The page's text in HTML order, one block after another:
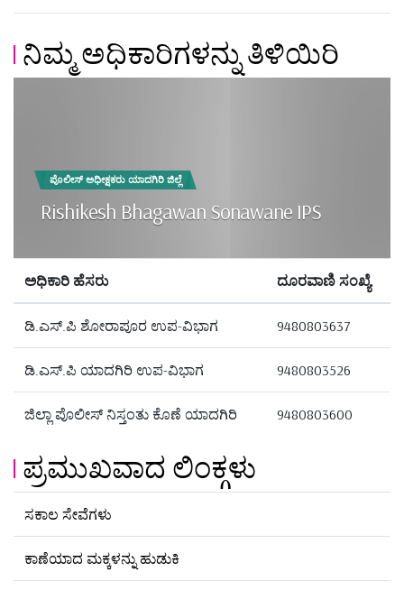
ನಿಮ್ಮ ಅಧಿಕಾರಿಗಳನ್ನು ತಿಳಿಯಿರಿ
ಪೊಲೀಸ್ ಅಧೀಕ್ಷಕರು ಯಾದಗಿರಿ ಜಿಲ್ಲೆ
Rishikesh Bhagawan Sonawane IPS
ಅಧಿಕಾರಿ ಹೆಸರು ದೂರವಾಣಿ ಸಂಖ್ಯೆ
ಡಿ.ಎಸ್.ಪಿ ಶೋರಾಪೂರ ಉಪ-ವಿಭಾಗ 9480803637
ಡಿ.ಎಸ್.ಪಿ ಯಾದಗಿರಿ ಉಪ-ವಿಭಾಗ 9480803526
ಜಿಲ್ಲಾ ಪೊಲೀಸ್ ನಿಸ್ತಂತು ಕೊಣೆ ಯಾದಗಿರಿ 9480803600
ಪ್ರಮುಖವಾದ ಲಿಂಕ್ಗಳು
ಸಕಾಲ ಸೇವೆಗಳು
ಕಾಣೆಯಾದ ಮಕ್ಕಳನ್ನು ಹುಡುಕಿ